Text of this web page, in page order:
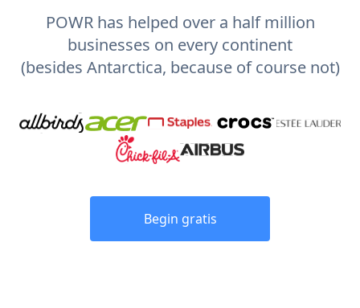
POWR has helped over a half million
businesses on every continent
(besides Antarctica, because of course not)
Begin gratis